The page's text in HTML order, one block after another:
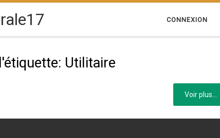
CONNEXION
Utilitaire
Voir plus...